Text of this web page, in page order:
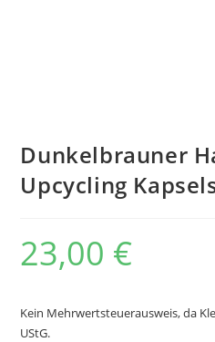
Dunkelbrauner
Upcycling
23,00 €
Kein Mehrwertsteuerausweis, da
UStG.